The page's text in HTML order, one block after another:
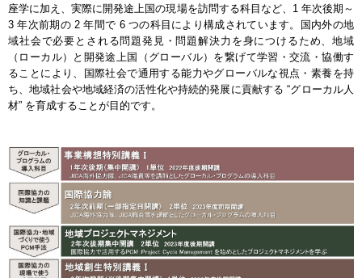
座学に加え、実際に開発途上国の現場を訪問する科目など、1 年次後期～
3 年次前期の 2 年間で 6 つの科目により構成されています。国内外の地
域社会で必要とされる問題発見・問題解決力を身につけるため、地域
（ローカル）と開発途上国（グローバル）を繋げて学習・交流・協働す
ることにより、国際社会で通用する能力やグローバルな視点・素養を持
ち、地域社会や地域経済の活性化や持続的発展に貢献する “グローカル人
材” を育成することが目的です。